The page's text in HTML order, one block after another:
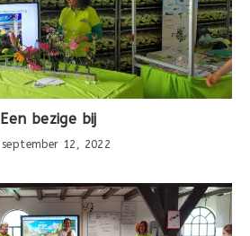
Een bezige bij
september 12, 2022